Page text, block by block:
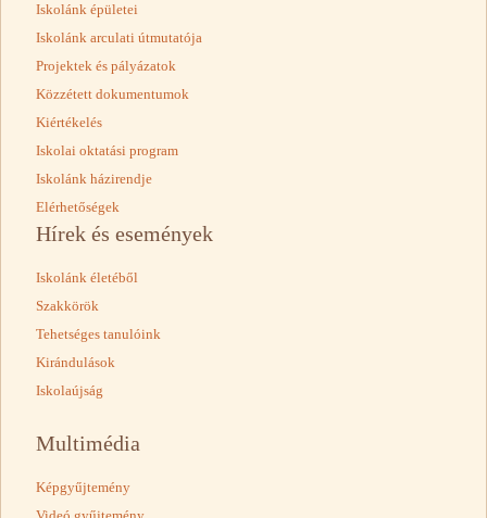
Iskolánk épületei
Iskolánk arculati útmutatója
Projektek és pályázatok
Közzétett dokumentumok
Kiértékelés
Iskolai oktatási program
Iskolánk házirendje
Elérhetőségek
Hírek és események
Iskolánk életéből
Szakkörök
Tehetséges tanulóink
Kirándulások
Iskolaújság
Multimédia
Képgyűjtemény